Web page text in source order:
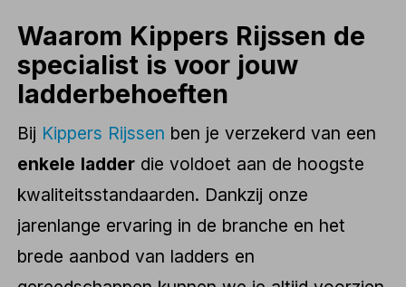
Waarom Kippers Rijssen de
specialist is voor jouw
ladderbehoeften
Bij Kippers Rijssen ben je verzekerd van een
enkele ladder die voldoet aan de hoogste
kwaliteitsstandaarden. Dankzij onze
jarenlange ervaring in de branche en het
brede aanbod van ladders en